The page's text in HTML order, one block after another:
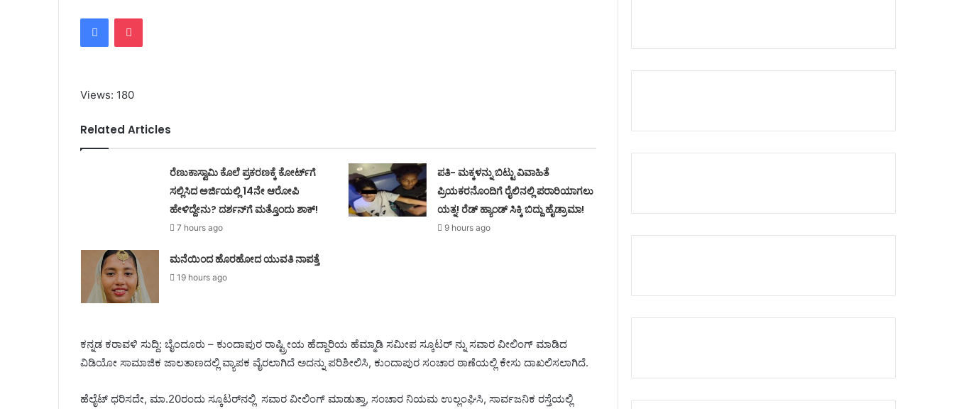
FacebookPocket
Views: 180
Related Articles
ರೆಣುಕಾಸ್ವಾಮಿ ಕೊಲೆ ಪ್ರಕರಣಕ್ಕೆ ಕೋರ್ಟ್‌ಗೆ
ಸಲ್ಲಿಸಿದ ಅರ್ಜಿಯಲ್ಲಿ 14ನೇ ಆರೋಪಿ
ಹೇಳಿದ್ದೇನು? ದರ್ಶನ್‌ಗೆ ಮತ್ತೊಂದು ಶಾಕ್!
7 hours ago
ಪತಿ- ಮಕ್ಕಳನ್ನು ಬಿಟ್ಟು ವಿವಾಹಿತೆ
ಪ್ರಿಯಕರನೊಂದಿಗೆ ರೈಲಿನಲ್ಲಿ ಪರಾರಿಯಾಗಲು
ಯತ್ನ! ರೆಡ್ ಹ್ಯಾಂಡ್ ಸಿಕ್ಕಿ ಬಿದ್ದು ಹೈಡ್ರಾಮಾ!
9 hours ago
ಮನೆಯಿಂದ ಹೊರಹೋದ ಯುವತಿ ನಾಪತ್ತೆ
19 hours ago
ಕನ್ನಡ ಕರಾವಳಿ ಸುದ್ದಿ: ಬೈಂದೂರು – ಕುಂದಾಪುರ ರಾಷ್ಟ್ರೀಯ ಹೆದ್ದಾರಿಯ ಹೆಮ್ಮಾಡಿ ಸಮೀಪ ಸ್ಕೂಟರ್ ನ್ನು ಸವಾರ ವೀಲಿಂಗ್ ಮಾಡಿದ
ವಿಡಿಯೋ ಸಾಮಾಜಿಕ ಜಾಲತಾಣದಲ್ಲಿ ವ್ಯಾಪಕ ವೈರಲಾಗಿದೆ ಅದನ್ನು ಪರಿಶೀಲಿಸಿ, ಕುಂದಾಪುರ ಸಂಚಾರ ಠಾಣೆಯಲ್ಲಿ ಕೇಸು ದಾಖಲಿಸಲಾಗಿದೆ.
ಹೆಲೈಟ್ ಧರಿಸದೇ, ಮಾ.20ರಂದು ಸ್ಕೂಟರ್‌ನಲ್ಲಿ ಸವಾರ ವೀಲಿಂಗ್ ಮಾಡುತ್ತಾ, ಸಂಚಾರ ನಿಯಮ ಉಲ್ಲಂಘಿಸಿ, ಸಾರ್ವಜನಿಕ ರಸ್ತೆಯಲ್ಲಿ